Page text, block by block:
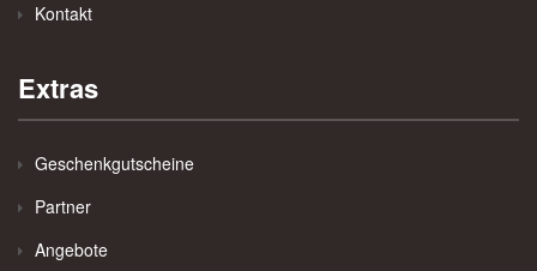
Kontakt
Extras
Geschenkgutscheine
Partner
Angebote